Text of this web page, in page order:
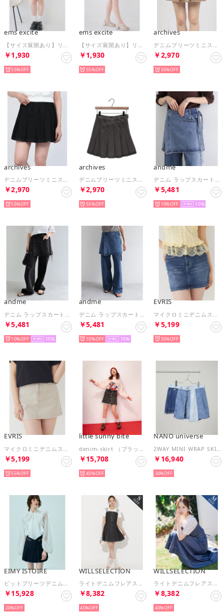
ems excite
￥1,930
55%
ems excite
￥1,930
55%
archives
￥2,970
55%
archives
デニムプリーツミニスカート （BLK）
￥2,970
55%
archives
デニムプリーツミニスカート （GRY）
￥2,970
55%
andme
デニム ラップスカート（レイヤード用）/巻きスカート evernavy エバーネイビー （ブルーウォッシュ）
￥5,481
10% 10
andme
￥5,481
10% 10
andme
￥5,481
10% 10
EVRIS
￥5,199
55%
EVRIS
￥5,199
55%
little sunny bite
￥15,708
40%
NANO universe
￥16,940
30%
EIMY ISTOIRE
ビットプリーツデニムスカート （INDIGO）
￥15,928
20%
WILLSELECTION
ライトデニムフレアスカート （ブラック）
￥8,382
40%
WILLSELECTION
ライトデニムフレアスカート （ネイビー）
￥8,382
40%